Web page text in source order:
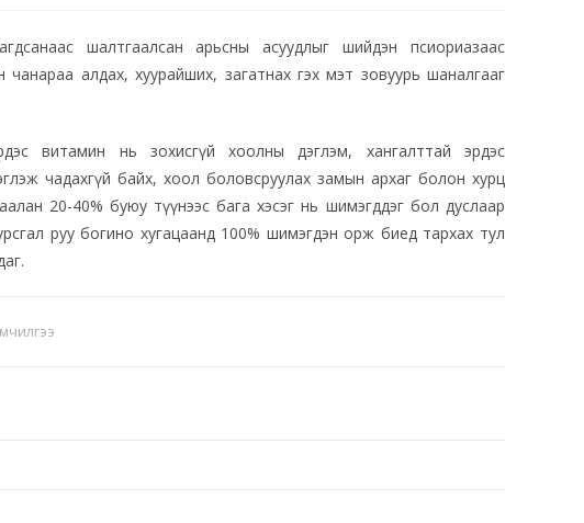
шалтгаалсан арьсны асуудлыг шийдэн псиориазаас
алдах, хуурайших, загатнах гэх мэт зовуурь шаналгааг
витамин нь зохисгүй хоолны дэглэм, хангалттай эрдэс
чадахгүй байх, хоол боловсруулах замын архаг болон хурц
20-40% буюу түүнээс бага хэсэг нь шимэгддэг бол дуслаар
руу богино хугацаанд 100% шимэгдэн орж биед тархах тул